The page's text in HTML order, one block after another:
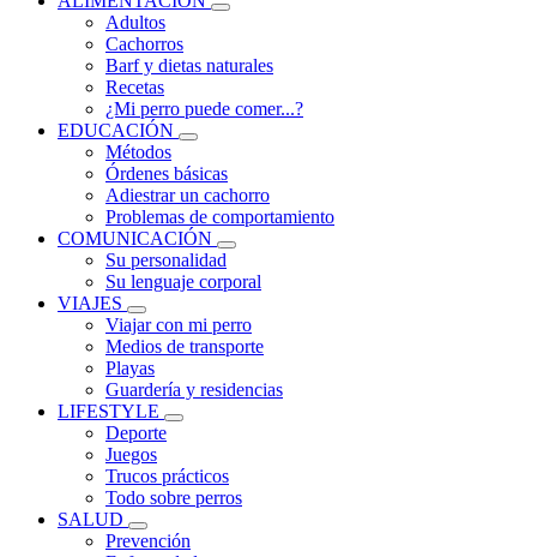
Adultos
Cachorros
Barf y dietas naturales
Recetas
¿Mi perro puede comer...?
EDUCACIÓN
Métodos
Órdenes básicas
Adiestrar un cachorro
Problemas de comportamiento
COMUNICACIÓN
Su personalidad
Su lenguaje corporal
VIAJES
Viajar con mi perro
Medios de transporte
Playas
Guardería y residencias
LIFESTYLE
Deporte
Juegos
Trucos prácticos
Todo sobre perros
SALUD
Prevención